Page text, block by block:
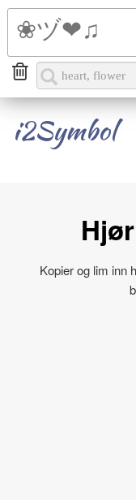
i2Symbol
Kopier og lim inn